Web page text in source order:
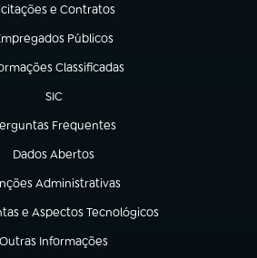
e Contratos
em nova aba)
Públicos
em nova aba)
Classificadas
em nova aba)
SIC
(abre em nova aba)
Frequentes
em nova aba)
Dados Abertos
(abre em nova aba)
Administrativas
em nova aba)
e Aspectos Tecnológicos
aba)
Outras Informações
(abre em nova aba)